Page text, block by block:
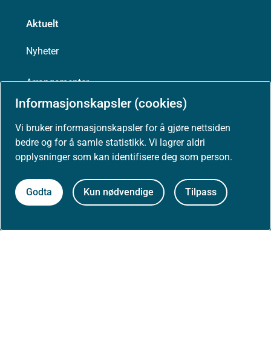
Informasjonskapsler (cookies)
Vi bruker informasjonskapsler for å gjøre nettsiden
bedre og for å samle statistikk. Vi lagrer aldri
opplysninger som kan identifisere deg som person.
Godta Kun nødvendige Tilpass
Aktuelt
Nyheter
Arrangementer
Presse